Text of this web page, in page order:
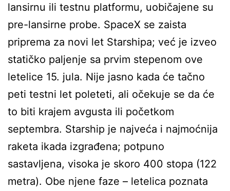
lansirnu ili testnu platformu, uobičajene su
pre-lansirne probe. SpaceX se zaista
priprema za novi let Starshipa; već je izveo
statičko paljenje sa prvim stepenom ove
letelice 15. jula. Nije jasno kada će tačno
peti testni let poleteti, ali očekuje se da će
to biti krajem avgusta ili početkom
septembra. Starship je najveća i najmoćnija
raketa ikada izgrađena; potpuno
sastavljena, visoka je skoro 400 stopa (122
metra). Obe njene faze – letelica poznata